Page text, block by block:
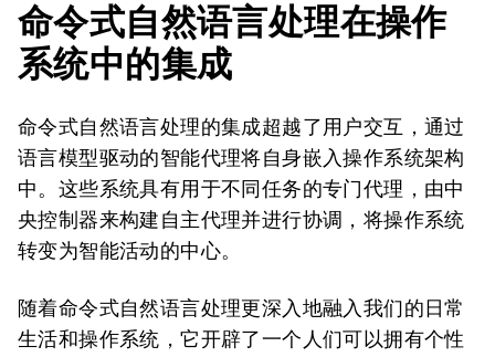
命令式自然语言处理在操作
系统中的集成
命令式自然语言处理的集成超越了用户交互，通过
语言模型驱动的智能代理将自身嵌入操作系统架构
中。这些系统具有用于不同任务的专门代理，由中
央控制器来构建自主代理并进行协调，将操作系统
转变为智能活动的中心。
随着命令式自然语言处理更深入地融入我们的日常
生活和操作系统，它开辟了一个人们可以拥有个性